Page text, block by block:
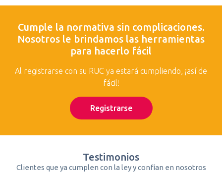
Cumple la normativa sin complicaciones.
Nosotros le brindamos las herramientas
para hacerlo fácil
Al registrarse con su RUC ya estará cumpliendo, ¡así de
fácil!
Registrarse
Testimonios
Clientes que ya cumplen con la ley y confían en nosotros